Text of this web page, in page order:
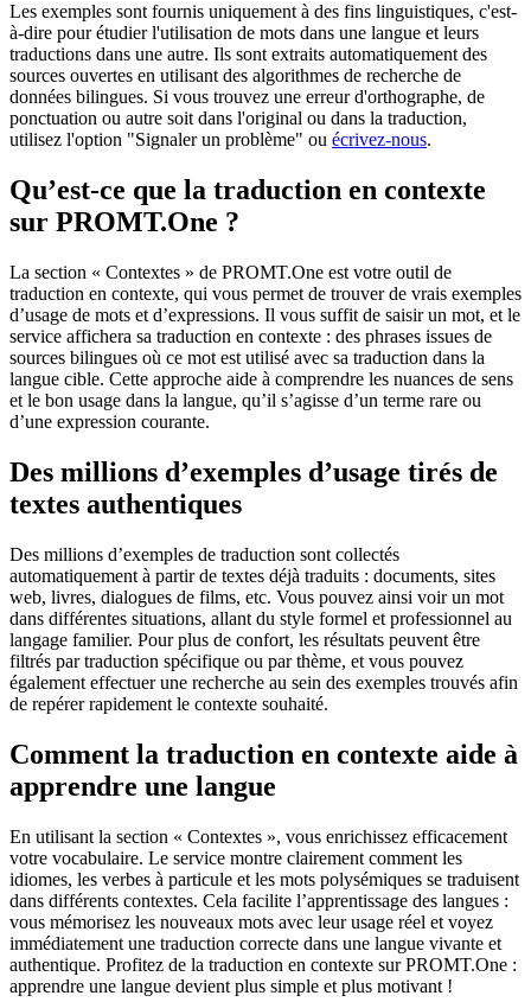
Les exemples sont fournis uniquement à des fins linguistiques, c'est-
à-dire pour étudier l'utilisation de mots dans une langue et leurs
traductions dans une autre. Ils sont extraits automatiquement des
sources ouvertes en utilisant des algorithmes de recherche de
données bilingues. Si vous trouvez une erreur d'orthographe, de
ponctuation ou autre soit dans l'original ou dans la traduction,
utilisez l'option "Signaler un problème" ou écrivez-nous.
Qu’est-ce que la traduction en contexte
sur PROMT.One ?
La section « Contextes » de PROMT.One est votre outil de
traduction en contexte, qui vous permet de trouver de vrais exemples
d’usage de mots et d’expressions. Il vous suffit de saisir un mot, et le
service affichera sa traduction en contexte : des phrases issues de
sources bilingues où ce mot est utilisé avec sa traduction dans la
langue cible. Cette approche aide à comprendre les nuances de sens
et le bon usage dans la langue, qu’il s’agisse d’un terme rare ou
d’une expression courante.
Des millions d’exemples d’usage tirés de
textes authentiques
Des millions d’exemples de traduction sont collectés
automatiquement à partir de textes déjà traduits : documents, sites
web, livres, dialogues de films, etc. Vous pouvez ainsi voir un mot
dans différentes situations, allant du style formel et professionnel au
langage familier. Pour plus de confort, les résultats peuvent être
filtrés par traduction spécifique ou par thème, et vous pouvez
également effectuer une recherche au sein des exemples trouvés afin
de repérer rapidement le contexte souhaité.
Comment la traduction en contexte aide à
apprendre une langue
En utilisant la section « Contextes », vous enrichissez efficacement
votre vocabulaire. Le service montre clairement comment les
idiomes, les verbes à particule et les mots polysémiques se traduisent
dans différents contextes. Cela facilite l’apprentissage des langues :
vous mémorisez les nouveaux mots avec leur usage réel et voyez
immédiatement une traduction correcte dans une langue vivante et
authentique. Profitez de la traduction en contexte sur PROMT.One :
apprendre une langue devient plus simple et plus motivant !